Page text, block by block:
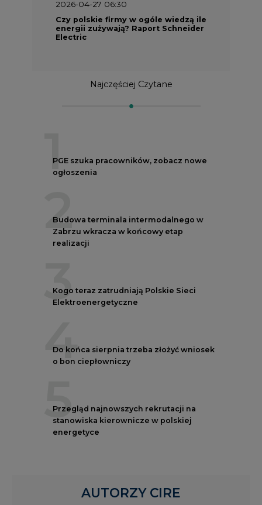
2026-04-27 06:30
Czy polskie firmy w ogóle wiedzą ile
energii zużywają? Raport Schneider
Electric
Najczęściej Czytane
1
PGE szuka pracowników, zobacz nowe
ogłoszenia
2
Budowa terminala intermodalnego w
Zabrzu wkracza w końcowy etap
realizacji
3
Kogo teraz zatrudniają Polskie Sieci
Elektroenergetyczne
4
Do końca sierpnia trzeba złożyć wniosek
o bon ciepłowniczy
5
Przegląd najnowszych rekrutacji na
stanowiska kierownicze w polskiej
energetyce
AUTORZY CIRE